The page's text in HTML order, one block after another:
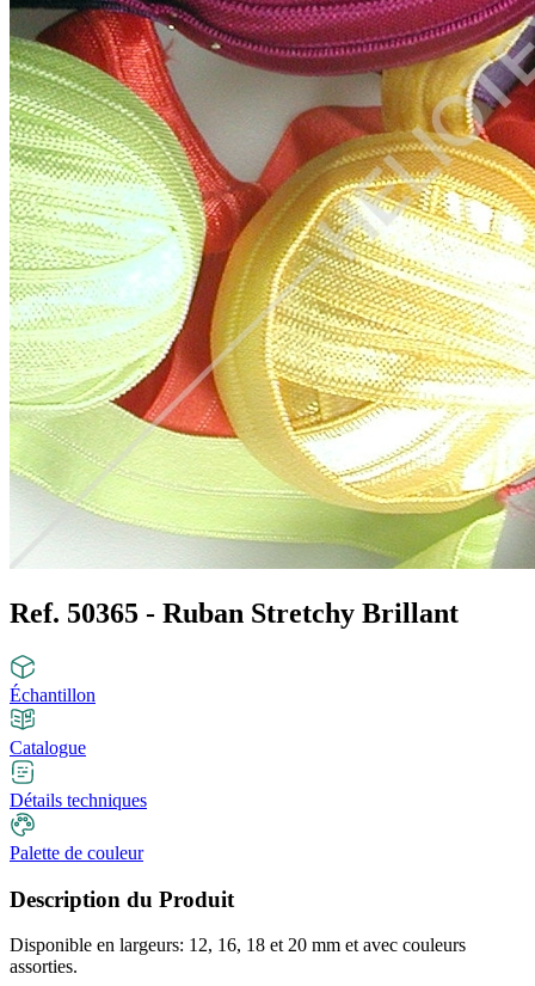
Ref. 50365 - Ruban Stretchy Brillant
Échantillon
Catalogue
Détails techniques
Palette de couleur
Description du Produit
Disponible en largeurs: 12, 16, 18 et 20 mm et avec couleurs
assorties.